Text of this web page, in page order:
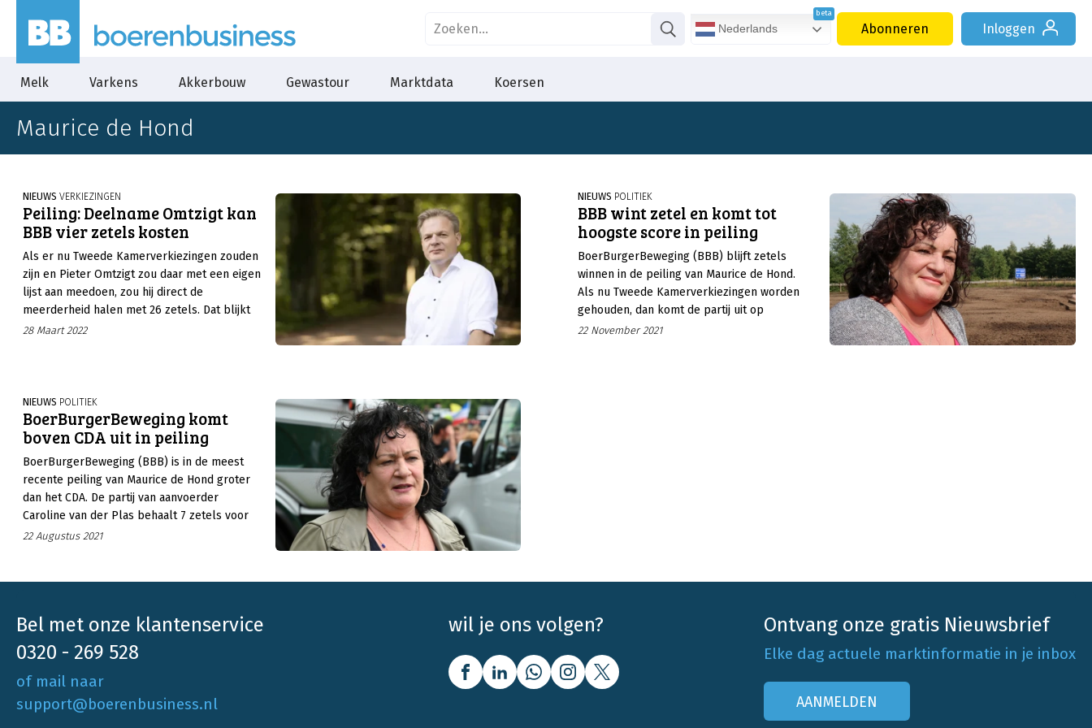
Nederlands Abonneren Inloggen
Melk Varkens Akkerbouw Gewastour Marktdata Koersen
Maurice de Hond
NIEUWS VERKIEZINGEN
Peiling: Deelname Omtzigt kan
BBB vier zetels kosten
Als er nu Tweede Kamerverkiezingen zouden
zijn en Pieter Omtzigt zou daar met een eigen
lijst aan meedoen, zou hij direct de
meerderheid halen met 26 zetels. Dat blijkt
uit een peiling van Maurice de Hond. BBB zou
28 Maart 2022
NIEUWS POLITIEK
BBB wint zetel en komt tot
hoogste score in peiling
BoerBurgerBeweging (BBB) blijft zetels
winnen in de peiling van Maurice de Hond.
Als nu Tweede Kamerverkiezingen worden
gehouden, dan komt de partij uit op
acht zetels. Dat is er één meer dan
22 November 2021
NIEUWS POLITIEK
BoerBurgerBeweging komt
boven CDA uit in peiling
BoerBurgerBeweging (BBB) is in de meest
recente peiling van Maurice de Hond groter
dan het CDA. De partij van aanvoerder
Caroline van der Plas behaalt 7 zetels voor
de Tweede Kamer. Het CDA, de partij die
22 Augustus 2021
Bel met onze klantenservice
0320 - 269 528
of mail naar
support@boerenbusiness.nl
wil je ons volgen? Ontvang onze gratis Nieuwsbrief
Elke dag actuele marktinformatie in je inbox
AANMELDEN